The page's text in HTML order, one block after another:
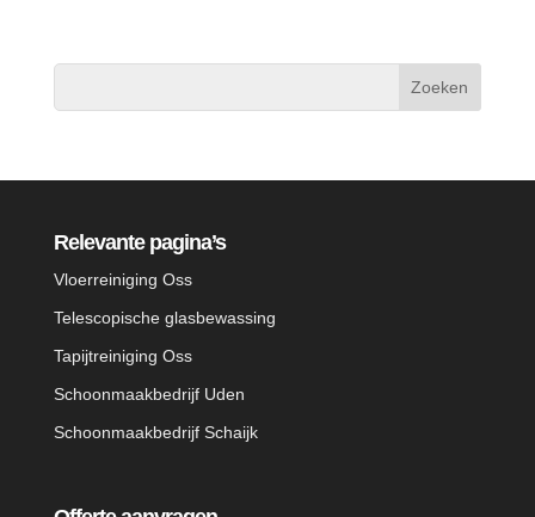
Relevante pagina’s
Vloerreiniging Oss
Telescopische glasbewassing
Tapijtreiniging Oss
Schoonmaakbedrijf Uden
Schoonmaakbedrijf Schaijk